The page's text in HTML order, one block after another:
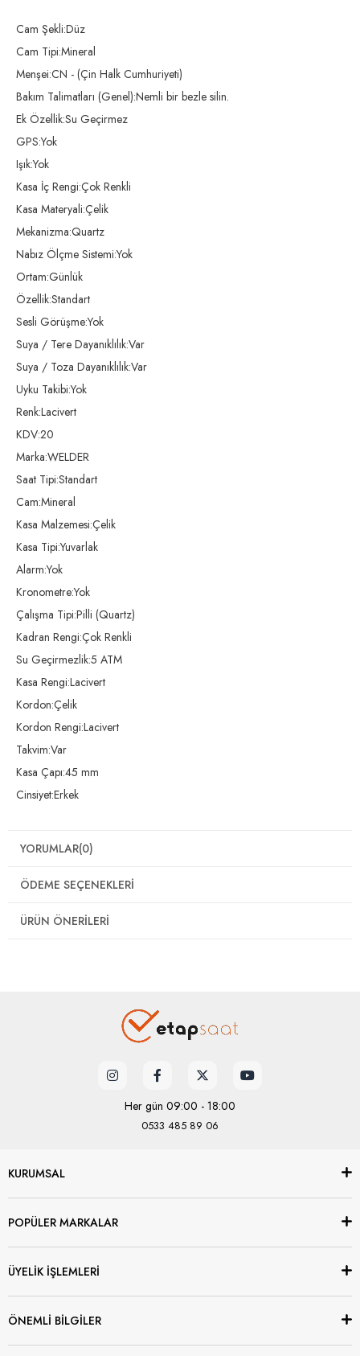
Cam Şekli:Düz
Cam Tipi:Mineral
Menşei:CN - (Çin Halk Cumhuriyeti)
Bakım Talimatları (Genel):Nemli bir bezle silin.
Ek Özellik:Su Geçirmez
GPS:Yok
Işık:Yok
Kasa İç Rengi:Çok Renkli
Kasa Materyali:Çelik
Mekanizma:Quartz
Nabız Ölçme Sistemi:Yok
Ortam:Günlük
Özellik:Standart
Sesli Görüşme:Yok
Suya / Tere Dayanıklılık:Var
Suya / Toza Dayanıklılık:Var
Uyku Takibi:Yok
Renk:Lacivert
KDV:20
Marka:WELDER
Saat Tipi:Standart
Cam:Mineral
Kasa Malzemesi:Çelik
Kasa Tipi:Yuvarlak
Alarm:Yok
Kronometre:Yok
Çalışma Tipi:Pilli (Quartz)
Kadran Rengi:Çok Renkli
Su Geçirmezlik:5 ATM
Kasa Rengi:Lacivert
Kordon:Çelik
Kordon Rengi:Lacivert
Takvim:Var
Kasa Çapı:45 mm
Cinsiyet:Erkek
YORUMLAR(0)
ÖDEME SEÇENEKLERI
ÜRÜN ÖNERILERI
Her gün 09:00 - 18:00
0533 485 89 06
KURUMSAL
POPÜLER MARKALAR
ÜYELİK İŞLEMLERİ
ÖNEMLİ BİLGİLER